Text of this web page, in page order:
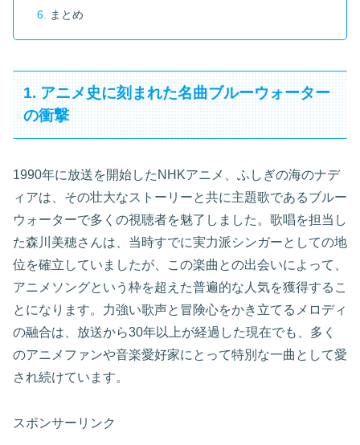
まとめ
1. アニメ史に刻まれた名曲ブルーウォーター
の衝撃
1990年に放送を開始したNHKアニメ、ふしぎの海のナデ
ィアは、その壮大なストーリーと共に主題歌であるブルー
ウォーターで多くの視聴者を魅了しました。歌唱を担当し
た森川美穂さんは、当時すでに実力派シンガーとしての地
位を確立していましたが、この楽曲との出会いによって、
アニメソングという枠を超えた普遍的な人気を獲得するこ
とになります。力強い歌声と冒険心をかき立てるメロディ
の融合は、放送から30年以上が経過した現在でも、多く
のアニメファンや音楽愛好家にとって特別な一曲として愛
され続けています。
スポンサーリンク